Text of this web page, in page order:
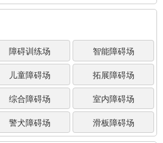
障碍训练场 智能障碍场
儿童障碍场 拓展障碍场
综合障碍场 室内障碍场
警犬障碍场 滑板障碍场